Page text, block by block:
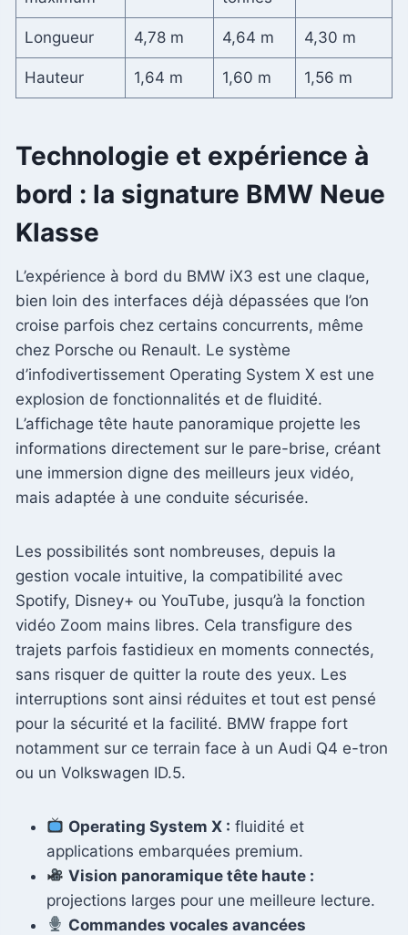
Longueur 4,78 m 4,64 m 4,30 m
Hauteur 1,64 m 1,60 m 1,56 m
Technologie et expérience à
bord : la signature BMW Neue
Klasse
L’expérience à bord du BMW iX3 est une claque,
bien loin des interfaces déjà dépassées que l’on
croise parfois chez certains concurrents, même
chez Porsche ou Renault. Le système
d’infodivertissement Operating System X est une
explosion de fonctionnalités et de fluidité.
L’affichage tête haute panoramique projette les
informations directement sur le pare-brise, créant
une immersion digne des meilleurs jeux vidéo,
mais adaptée à une conduite sécurisée.
Les possibilités sont nombreuses, depuis la
gestion vocale intuitive, la compatibilité avec
Spotify, Disney+ ou YouTube, jusqu’à la fonction
vidéo Zoom mains libres. Cela transfigure des
trajets parfois fastidieux en moments connectés,
sans risquer de quitter la route des yeux. Les
interruptions sont ainsi réduites et tout est pensé
pour la sécurité et la facilité. BMW frappe fort
notamment sur ce terrain face à un Audi Q4 e-tron
ou un Volkswagen ID.5.
Operating System X : fluidité et
applications embarquées premium.
Vision panoramique tête haute :
projections larges pour une meilleure lecture.
Commandes vocales avancées